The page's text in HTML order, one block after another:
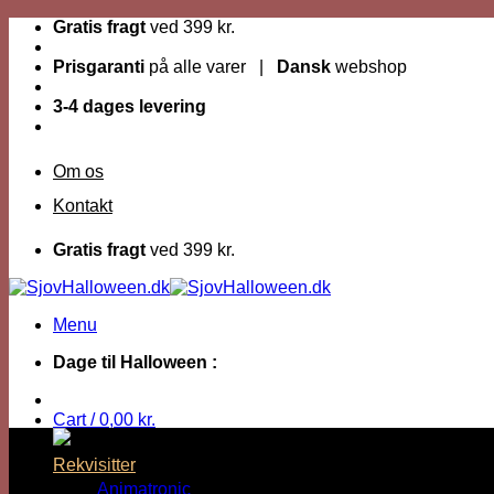
Fortsæt
indhold
Gratis fragt ved 399 kr.
Prisgaranti på alle varer | Dansk webshop
3-4 dages levering
Om os
Kontakt
Gratis fragt ved 399 kr.
Menu
Dage til Halloween :
Cart /0,00 kr.
Rekvisitter
Animatronic